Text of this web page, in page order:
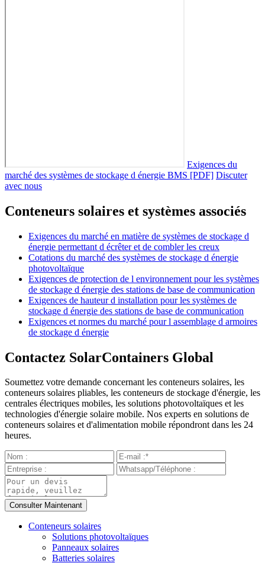
Exigences du
marché des systèmes de stockage d énergie BMS [PDF] Discuter
avec nous
Conteneurs solaires et systèmes associés
Exigences du marché en matière de systèmes de stockage d
énergie permettant d écrêter et de combler les creux
Cotations du marché des systèmes de stockage d énergie
photovoltaïque
Exigences de protection de l environnement pour les systèmes
de stockage d énergie des stations de base de communication
Exigences de hauteur d installation pour les systèmes de
stockage d énergie des stations de base de communication
Exigences et normes du marché pour l assemblage d armoires
de stockage d énergie
Contactez SolarContainers Global
Soumettez votre demande concernant les conteneurs solaires, les
conteneurs solaires pliables, les conteneurs de stockage d'énergie, les
centrales électriques mobiles, les solutions photovoltaïques et les
technologies d'énergie solaire mobile. Nos experts en solutions de
conteneurs solaires et d'alimentation mobile répondront dans les 24
heures.
Conteneurs solaires
Solutions photovoltaïques
Panneaux solaires
Batteries solaires